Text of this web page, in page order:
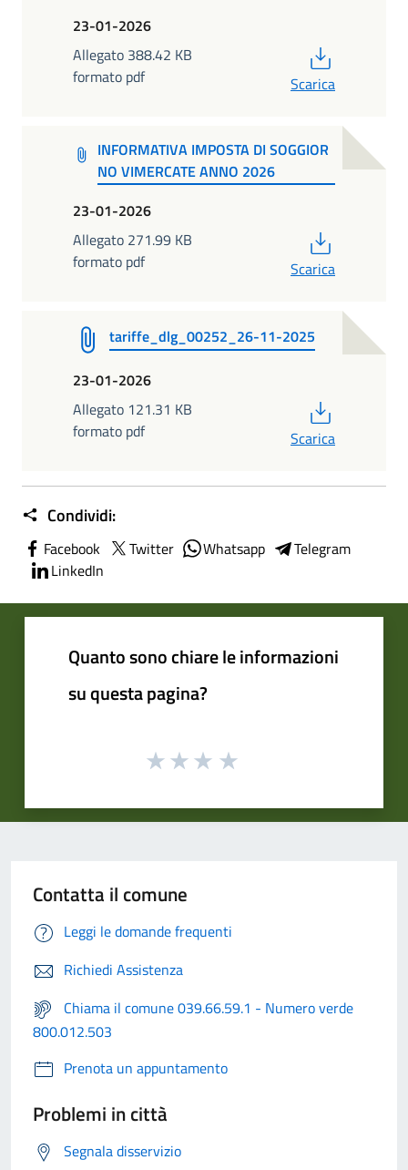
23-01-2026
Allegato 388.42 KB
formato pdf
Scarica
INFORMATIVA IMPOSTA DI SOGGIOR
NO VIMERCATE ANNO 2026
23-01-2026
Allegato 271.99 KB
formato pdf
Scarica
tariffe_dlg_00252_26-11-2025
23-01-2026
Allegato 121.31 KB
formato pdf
Scarica
Condividi:
Facebook Twitter Whatsapp
Telegram
LinkedIn
Quanto sono chiare le informazioni
su questa pagina?
Contatta il comune
Leggi le domande frequenti
Richiedi Assistenza
Chiama il comune 039.66.59.1 - Numero verde
800.012.503
Prenota un appuntamento
Problemi in città
Segnala disservizio